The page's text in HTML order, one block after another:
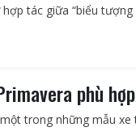
tác giữa “biểu tượng
phù
trong những mẫu